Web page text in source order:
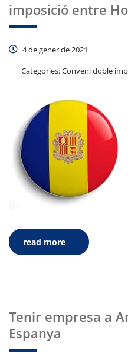
imposició entre
4 de gener de 2021
Categories:Conveni doble
read more
Tenir empresa a
Espanya